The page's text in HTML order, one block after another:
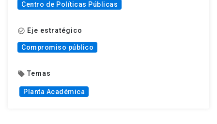
Centro de Políticas Públicas
check_circle_outline Eje estratégico
Compromiso público
local_offer Temas
Planta Académica